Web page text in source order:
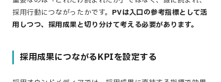
採用行動につながったかです。 PVは入口の参考指標として活
用しつつ、採用成果と切り分けて考える必要があります。
採用成果につながるKPIを設定する